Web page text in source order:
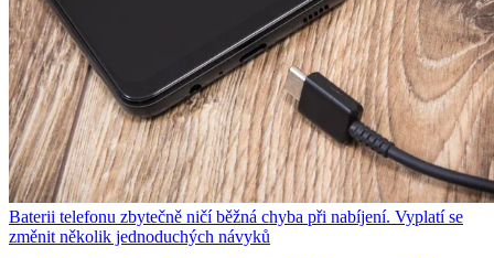
Baterii telefonu zbytečně ničí běžná chyba při nabíjení. Vyplatí se
změnit několik jednoduchých návyků